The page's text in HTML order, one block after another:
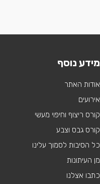
מידע נוסף
אודות האתר
אירועים
קורס ריצוף וחיפוי מעשי
קורס גבס וצבע
כל הסיבות לסמוך עלינו
מן העיתונות
כתבו אצלנו